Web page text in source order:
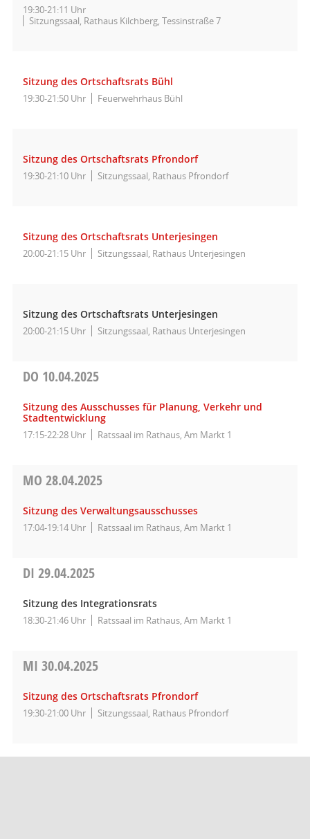
19:30-21:11 Uhr
Sitzungssaal, Rathaus Kilchberg, Tessinstraße 7
Sitzung des Ortschaftsrats Bühl
19:30-21:50 Uhr Feuerwehrhaus Bühl
Sitzung des Ortschaftsrats Pfrondorf
19:30-21:10 Uhr Sitzungssaal, Rathaus Pfrondorf
Sitzung des Ortschaftsrats Unterjesingen
20:00-21:15 Uhr Sitzungssaal, Rathaus Unterjesingen
Sitzung des Ortschaftsrats Unterjesingen
20:00-21:15 Uhr Sitzungssaal, Rathaus Unterjesingen
DO 10.04.2025
Sitzung des Ausschusses für Planung, Verkehr und
Stadtentwicklung
17:15-22:28 Uhr Ratssaal im Rathaus, Am Markt 1
MO 28.04.2025
Sitzung des Verwaltungsausschusses
17:04-19:14 Uhr Ratssaal im Rathaus, Am Markt 1
DI 29.04.2025
Sitzung des Integrationsrats
18:30-21:46 Uhr Ratssaal im Rathaus, Am Markt 1
MI 30.04.2025
Sitzung des Ortschaftsrats Pfrondorf
19:30-21:00 Uhr Sitzungssaal, Rathaus Pfrondorf